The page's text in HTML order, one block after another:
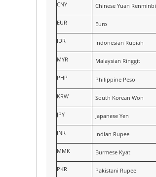
CNY Chinese Yuan Renminbi
EUR Euro
IDR Indonesian Rupiah
MYR Malaysian Ringgit
PHP Philippine Peso
KRW South Korean Won
JPY Japanese Yen
INR Indian Rupee
MMK Burmese Kyat
PKR Pakistani Rupee